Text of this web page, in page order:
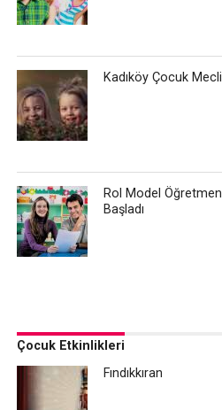
Kadıköy Çocuk
Rol Model
Başladı
Çocuk Etkinlikleri
Fındıkkıran